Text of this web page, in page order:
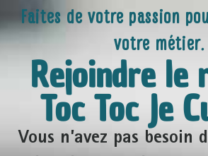
Faites de votre passion
votre métier.
Rejoindre le
Toc Toc Je
Vous n’avez pas besoin